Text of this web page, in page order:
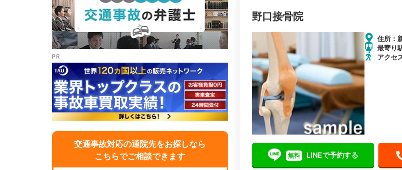
交通事故対応の通院先をお探しなら
こちらでご相談できます
野口接骨院
住所：
最寄り
アクセ
無料 LINEで予約する